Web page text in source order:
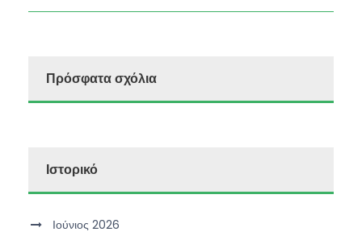
Πρόσφατα σχόλια
Ιστορικό
Ιούνιος 2026